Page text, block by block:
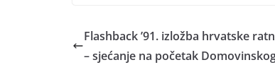
Flashback ’91. izložba hrvatske
– sjećanje na početak